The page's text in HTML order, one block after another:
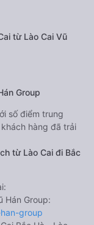
từ Lào Cai Vũ
Group
số điểm trung
hàng đã trải
từ Lào Cai đi Bắc
Hán Group:
group